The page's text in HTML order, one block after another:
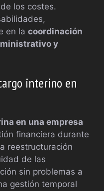
los costes.
en la coordinación
y
interino en
en una empresa
financiera durante
reestructuración
de las
sin problemas a
gestión temporal